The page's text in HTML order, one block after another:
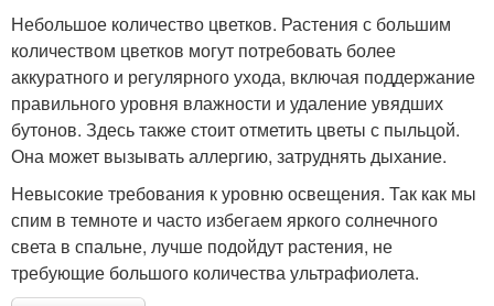
Небольшое количество цветков. Растения с большим
количеством цветков могут потребовать более
аккуратного и регулярного ухода, включая поддержание
правильного уровня влажности и удаление увядших
бутонов. Здесь также стоит отметить цветы с пыльцой.
Она может вызывать аллергию, затруднять дыхание.
Невысокие требования к уровню освещения. Так как мы
спим в темноте и часто избегаем яркого солнечного
света в спальне, лучше подойдут растения, не
требующие большого количества ультрафиолета.